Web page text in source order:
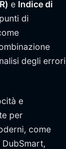
e Indice di
di
degli errori
e
per
come